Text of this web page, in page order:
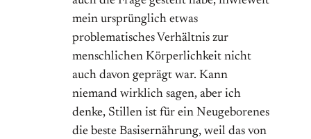
mein ursprünglich etwas
problematisches Verhältnis zur
menschlichen Körperlichkeit nicht
auch davon geprägt war. Kann
niemand wirklich sagen, aber ich
denke, Stillen ist für ein Neugeborenes
die beste Basisernährung, weil das von